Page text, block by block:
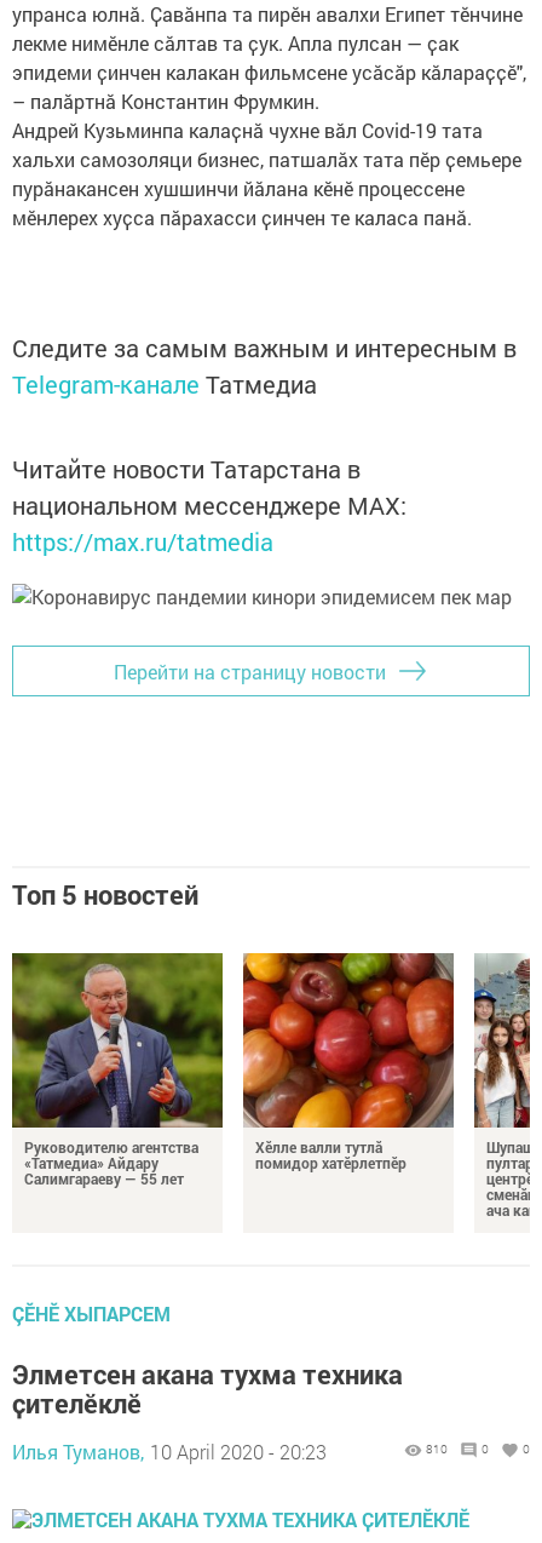
упранса юлнӑ. Ҫавӑнпа та пирӗн авалхи Египет тӗнчине
лекме нимӗнле сӑлтав та ҫук. Апла пулсан — ҫак
эпидеми ҫинчен калакан фильмсене усӑсӑр кӑлараҫҫӗ",
– палӑртнӑ Константин Фрумкин.
Андрей Кузьминпа калаҫнӑ чухне вӑл Covid-19 тата
хальхи самозоляци бизнес, патшалӑх тата пӗр ҫемьере
пурӑнакансен хушшинчи йӑлана кӗнӗ процессене
мӗнлерех хуҫса пӑрахасси ҫинчен те каласа панӑ.
Следите за самым важным и интересным в
Telegram-канале Татмедиа
Читайте новости Татарстана в
национальном мессенджере MАХ:
https://max.ru/tatmedia
Перейти на страницу новости
Топ 5 новостей
Руководителю агентства
«Татмедиа» Айдару
Салимгараеву — 55 лет
Хӗлле валли тутлă
помидор хатӗрлетпӗр
ача
ÇӖНӖ ХЫПАРСЕМ
Элметсен акана тухма техника
ҫителӗклӗ
Илья Туманов, 10 April 2020 - 20:23 810 0 0